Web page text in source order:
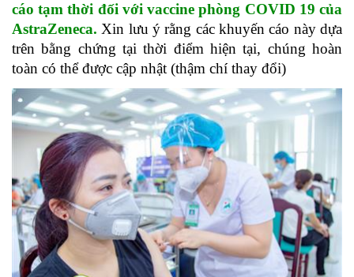
cáo tạm thời đối với vaccine phòng COVID 19 của
AstraZeneca. Xin lưu ý rằng các khuyến cáo này dựa
trên bằng chứng tại thời điểm hiện tại, chúng hoàn
toàn có thể được cập nhật (thậm chí thay đổi)